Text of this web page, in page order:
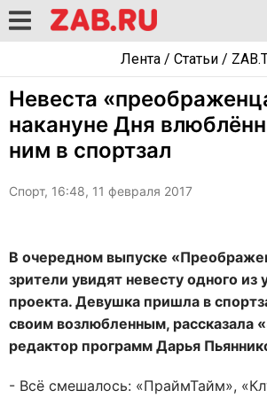
Лента/ Статьи/
Невеста
накануне Дня
ним в спортзал
Спорт, 16:48, 11 февраля 2017
В очередном выпуске
зрители увидят невесту одного из
проекта. Девушка пришла в
своим возлюбленным, рассказала
редактор программ Дарья
- Всё смешалось: «ПраймТайм»,